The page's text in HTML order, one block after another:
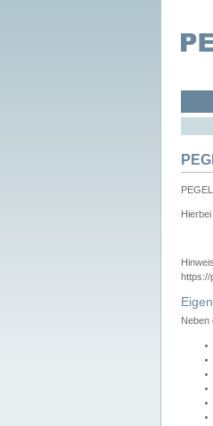
https://
Neben